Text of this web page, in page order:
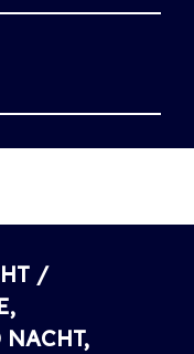
/